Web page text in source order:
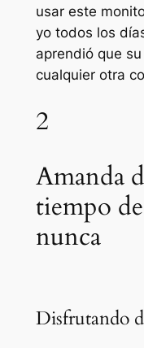
usar este
yo todos los
aprendió que
cualquier otra
2
Amanda
tiempo
nunca
Disfrutando